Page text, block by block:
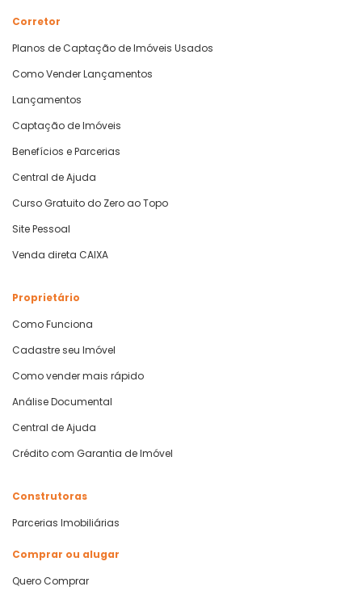
Corretor
Planos de Captação de Imóveis Usados
Como Vender Lançamentos
Lançamentos
Captação de Imóveis
Benefícios e Parcerias
Central de Ajuda
Curso Gratuito do Zero ao Topo
Site Pessoal
Venda direta CAIXA
Proprietário
Como Funciona
Cadastre seu Imóvel
Como vender mais rápido
Análise Documental
Central de Ajuda
Crédito com Garantia de Imóvel
Construtoras
Parcerias Imobiliárias
Comprar ou alugar
Quero Comprar